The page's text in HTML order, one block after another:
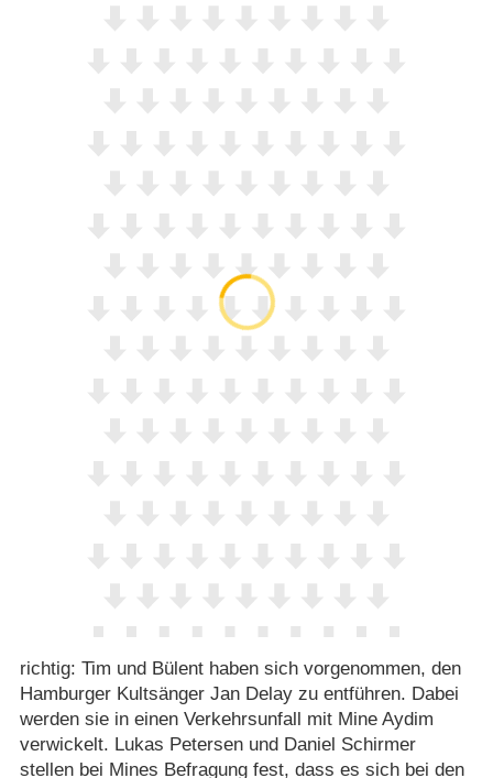
richtig: Tim und Bülent haben sich vorgenommen, den
Hamburger Kultsänger Jan Delay zu entführen. Dabei
werden sie in einen Verkehrsunfall mit Mine Aydim
verwickelt. Lukas Petersen und Daniel Schirmer
stellen bei Mines Befragung fest, dass es sich bei den